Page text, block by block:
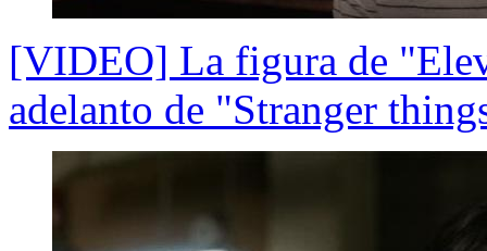
[VIDEO] La figura de
adelanto de "Stranger